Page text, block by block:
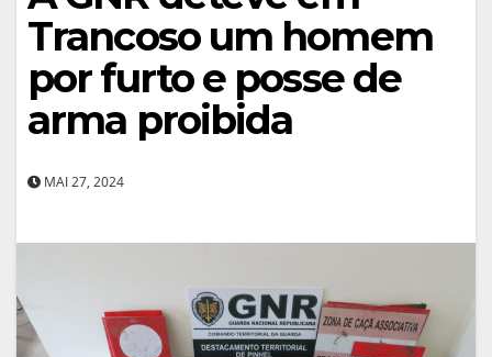
Trancoso um homem
por furto e posse de
arma proibida
MAI 27, 2024